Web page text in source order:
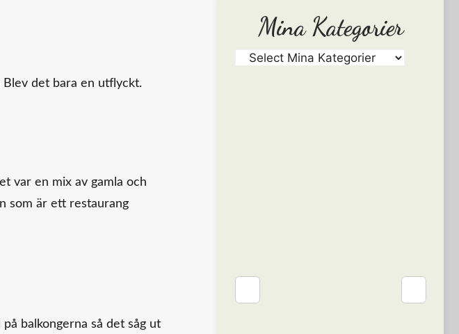
Blev det bara en utflyckt.
var en mix av gamla och
som är ett restaurang
balkongerna så det såg ut
Mina Kategorier